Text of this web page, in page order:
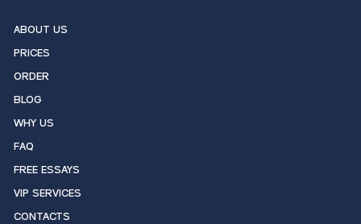
ABOUT US
PRICES
ORDER
BLOG
WHY US
FAQ
FREE ESSAYS
VIP SERVICES
CONTACTS